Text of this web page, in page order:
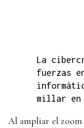
La
fuerzas
millar en
Al ampliar el